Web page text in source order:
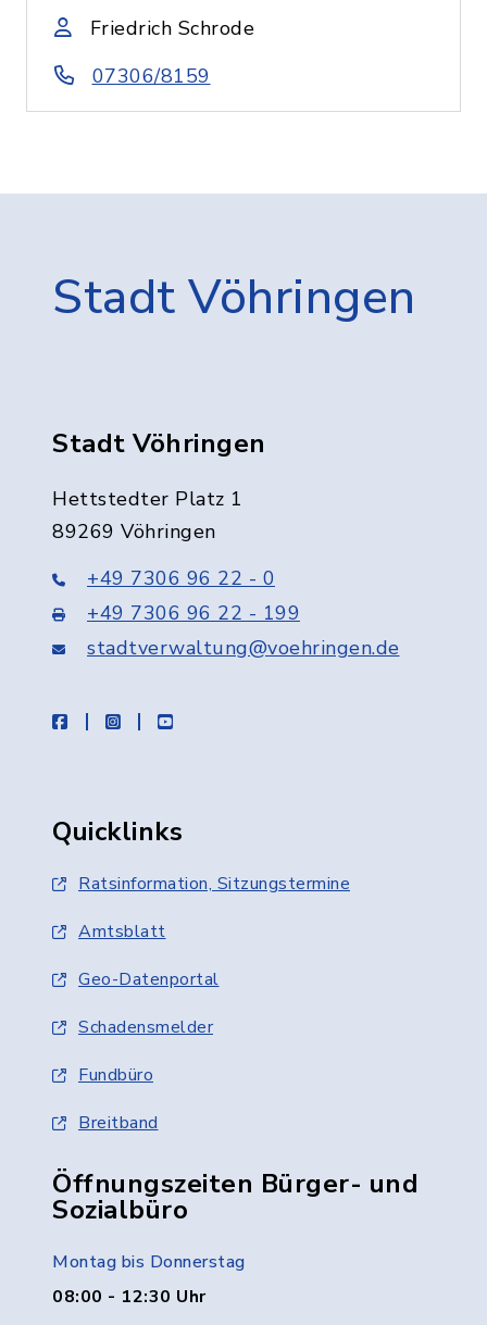
Friedrich Schrode
07306/8159
Stadt Vöhringen
Stadt Vöhringen
Hettstedter Platz 1
89269 Vöhringen
+49 7306 96 22 - 0
+49 7306 96 22 - 199
stadtverwaltung@voehringen.de
facebookinstagramyoutube
Quicklinks
Ratsinformation, Sitzungstermine
Amtsblatt
Geo-Datenportal
Schadensmelder
Fundbüro
Breitband
Öffnungszeiten Bürger- und
Sozialbüro
Montag bis Donnerstag
08:00 - 12:30 Uhr